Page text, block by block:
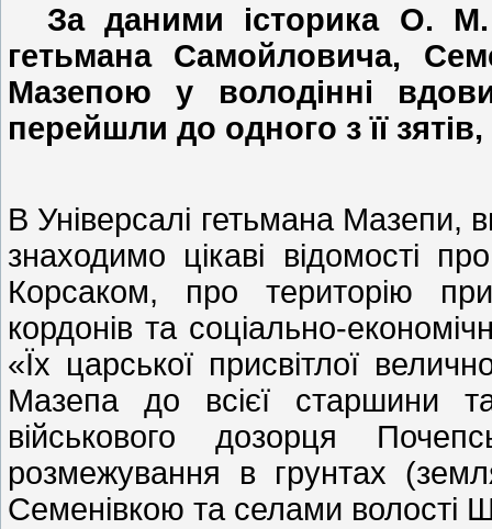
За даними історика О. М.
гетьмана Самойловича,
Мазепою у володінні
перейшли до одного з її
В Універсалі гетьмана Мазепи,
знаходимо цікаві відомості
Корсаком, про територію
кордонів та соціально-
«Їх царської присвітлої
Мазепа до всієї старшини
військового дозорця
розмежування в грунтах
Семенівкою та селами волості